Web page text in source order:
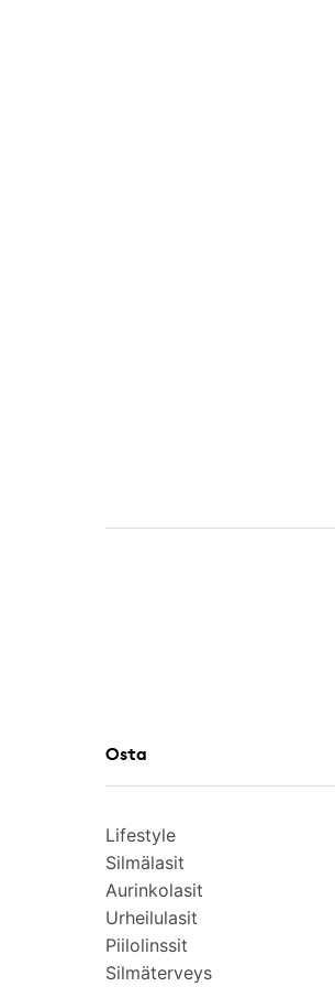
Osta
Lifestyle
Silmälasit
Aurinkolasit
Urheilulasit
Piilolinssit
Silmäterveys